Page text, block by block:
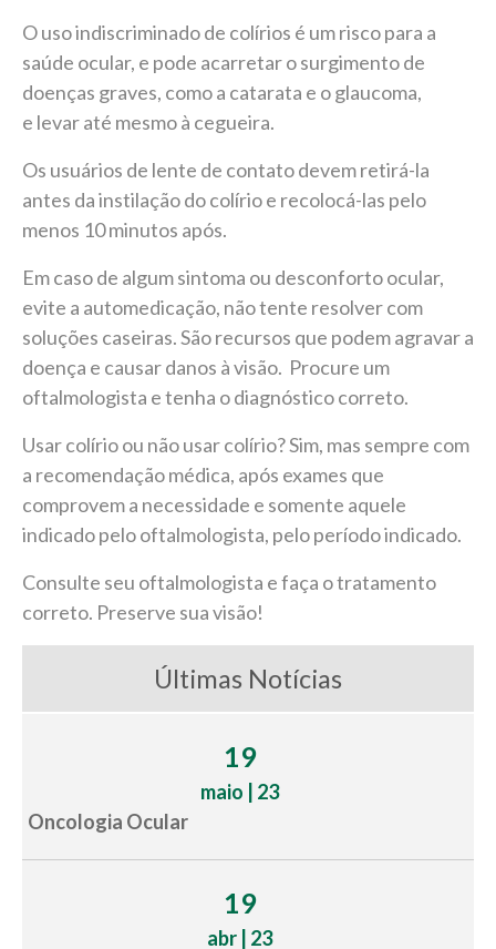
O uso indiscriminado de colírios é um risco para a
saúde ocular, e pode acarretar o surgimento de
doenças graves, como a catarata e o glaucoma,
e levar até mesmo à cegueira.
Os usuários de lente de contato devem retirá-la
antes da instilação do colírio e recolocá-las pelo
menos 10 minutos após.
Em caso de algum sintoma ou desconforto ocular,
evite a automedicação, não tente resolver com
soluções caseiras. São recursos que podem agravar a
doença e causar danos à visão. Procure um
oftalmologista e tenha o diagnóstico correto.
Usar colírio ou não usar colírio? Sim, mas sempre com
a recomendação médica, após exames que
comprovem a necessidade e somente aquele
indicado pelo oftalmologista, pelo período indicado.
Consulte seu oftalmologista e faça o tratamento
correto. Preserve sua visão!
Últimas Notícias
19
maio | 23
Oncologia Ocular
19
abr | 23